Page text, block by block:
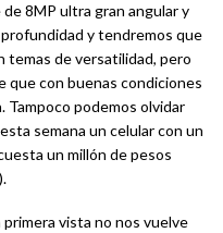
8MP ultra gran angular y
y tendremos que
temas de versatilidad, pero
que con buenas condiciones
Tampoco podemos olvidar
semana un celular con un
un millón de pesos
primera vista no nos vuelve